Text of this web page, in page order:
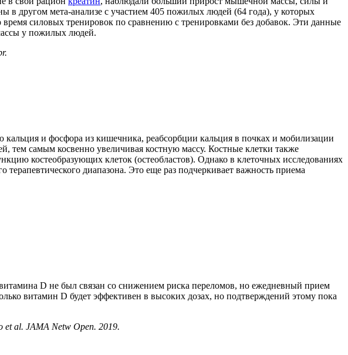
другом мета-анализе с участием 405 пожилых людей (64 года), у которых
силовых тренировок по сравнению с тренировками без добавок. Эти данные
у пожилых людей.
и фосфора из кишечника, реабсорбции кальция в почках и мобилизации
тем самым косвенно увеличивая костную массу. Костные клетки также
костеобразующих клеток (остеобластов). Однако в клеточных исследованиях
диапазона. Это еще раз подчеркивает важность приема
D не был связан со снижением риска переломов, но ежедневный прием
витамин D будет эффективен в высоких дозах, но подтверждений этому пока
et al. JAMA Netw Open. 2019.